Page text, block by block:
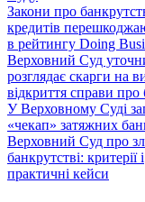
Закони про
кредитів
в рейтингу Doing
Верховний Суд
розглядає скарги на
відкриття справи про
У Верховному Суді
«чекап» затяжних
Верховний Суд про
банкрутстві: критерії і
практичні кейси